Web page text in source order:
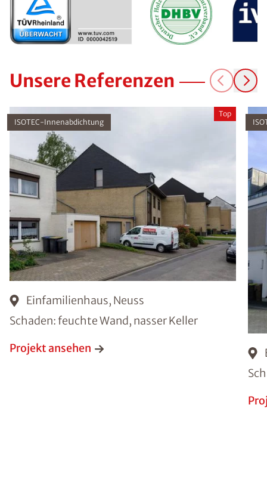
Unsere Referenzen
ISOTEC-Innenabdichtung
Top
Einfamilienhaus, Neuss
Schaden: feuchte Wand, nasser Keller
Projekt ansehen